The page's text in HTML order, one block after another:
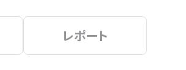
レポート